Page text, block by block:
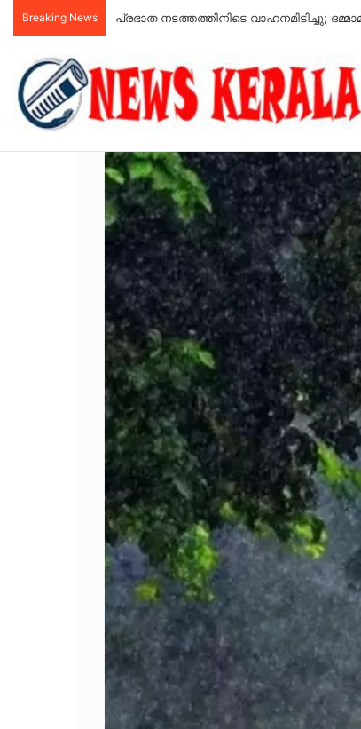
Breaking News കുറ്റിപ്പുറം ബസ് അപകടം: അമിതവേഗമാണ്